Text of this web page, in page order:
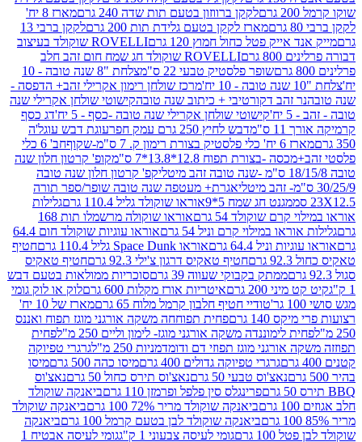
לקקן ברווזון בטעם תות שדה 240 גרם
מארז 8 יח'
מארז לקקן בטעם גלידת תות 200 גרם
לקקן ברבי 13
אייק פטל כחול חמוץ 120 גרם
ROVELLI שוקולד בעיצוב
גרם
ROVELLI שוקולד חג שמח חום זהב חלב
שופר פלסטיק טבעי 22 ס"מ
צלחת "8 שנה טובה - 10
מרכז שולחן רימון אקרילי זהב+ הדפסה -
זהב דקורטיבי + כיתוב שנה טובהקישוטי שולחן אקרילי שנה
קישוטי שולחן אקרילי שנה טובה -כסף - 5 יח'
דג כסף
ס"מ
דבש לחיץ 250 גרם עמק חפר
עוגת דבש עוגל'ה
בצורת רימון ק. 7 ס"מ-שקוף
חב' 6 כלי
-בצורת תפוח 12.8*13.8*7 ס"מ
קופ' קרטון חלון שנה
קפ' קרטון חלון שנה טובה
אגרת+ מעטפה שנה טובה שופר/ספר תורה
מגנט חג שמח 5*9
אוראו שוקולד גליל 110.4 גרם
גלילות
קרם שוקולד 54 גרם
אוראו שוקולה מרשמלו תות 168
במילוי קרם וניל 54 גרם
אוראו עוגיות שוקולד חום 64.4
וניל 64.4 גרם
אוראו Space Dunk גליל 110.4 גרם
חטיף
חטיף טאקיס דרגון צ'ילי 92.3 גרם
חטיף טאקיס
ממתק בקבוקי שעווה 39 גרם
סוכריות ממולאות בטעם דבש
200 גרם
איטריות אורז מקלות 600 גרם
לוק או לוק גומי
טודיי חטיף חלבון קרמל מלוח 65 גרם
מארז של 10 יח'
140 גרם
פחית תפוחחה משקה אורגני מוגז תפוח ואננס
לימוננדה משקה אורגני מוגז- לימון וליים 250 מ"ל
פחית
מוגז תפוזי דם ודומדמניות 250 מ"ל
גרגרי טפיוקה
גרגרי טפיוקה גדולים 400 גרם
מיסו כהה 500 גרם
מיסו
נאצ'וס טבעי 50 גרם
נאצ'וס תירס כחול 50 גרם
נאצ'וס
פרינגלס סין פלפל ופרמזן 110 גרם
ביאנקה שוקולד
ביאנקה שוקולד מריר 72% 100 גרם
ביאנקה שוקולד
ביאנקה שוקולד לבן בטעם קרמל 100 גרם
ביאנקה
גרם
גומי לעיסה צבעוני 1 ק"ג גומי לעיסה אבטיח 1